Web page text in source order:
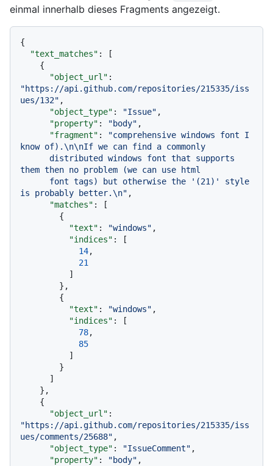
einmal innerhalb dieses Fragments angezeigt.
{
"text_matches" :
[
{
"object_url" :
"https://api.github.com/repositories/215335/iss
ues/132" ,
"object_type" : "Issue" ,
"property" : "body" ,
"fragment" :
"comprehensive windows font I
know of).\n\nIf we can find a commonly
them then no problem (we can use html
is probably better.\n" ,
"matches" :
[
{
"text" : "windows" ,
"indices" :
[
14,
21
]
} ,
{
"text" : "windows" ,
"indices" :
[
78,
85
]
}
]
} ,
{
"object_url" :
"https://api.github.com/repositories/215335/iss
ues/comments/25688" ,
"object_type" : "IssueComment" ,
"property" : "body" ,